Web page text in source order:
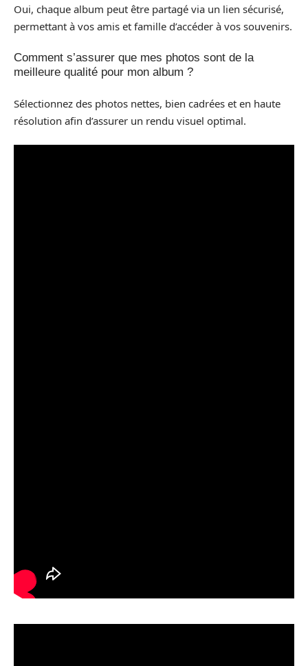
Oui, chaque album peut être partagé via un lien sécurisé,
permettant à vos amis et famille d’accéder à vos souvenirs.
Comment s’assurer que mes photos sont de la
meilleure qualité pour mon album ?
Sélectionnez des photos nettes, bien cadrées et en haute
résolution afin d’assurer un rendu visuel optimal.